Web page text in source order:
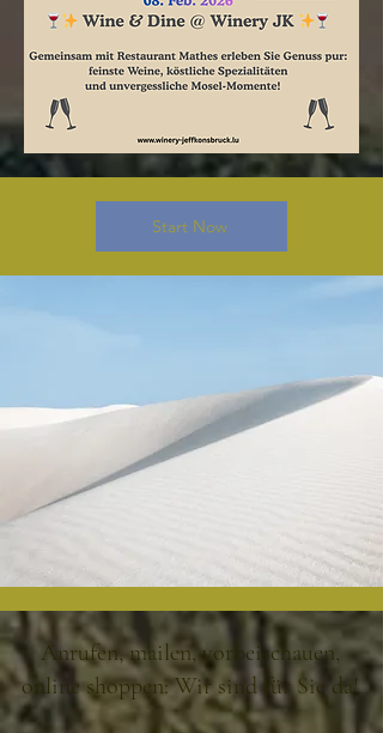
Start Now
Anrufen, mailen, vorbeischauen,
online shoppen: Wir sind für Sie da!